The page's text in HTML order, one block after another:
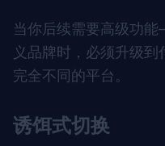
当你后续需要高级功
义品牌时，必须升级到
完全不同的平台。
诱饵式切换